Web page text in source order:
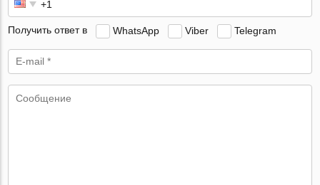
Получить ответ в WhatsApp Viber Telegram